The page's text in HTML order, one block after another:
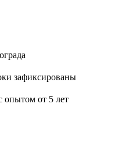
зафиксированы
опытом от 5 лет